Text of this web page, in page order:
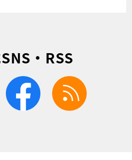
・RSS
twitter facebook